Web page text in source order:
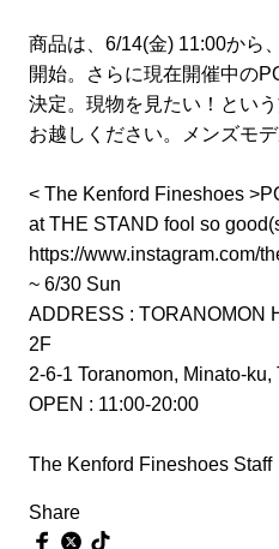
商品は、6/14(金) 11:00から
開始。さらに現在開催中の
決定。現物を見たい！とい
お越しください。メンズモデ
< The Kenford Fineshoes
at THE STAND fool so
https://www.instagram.com/
~ 6/30 Sun
ADDRESS : TORANOMON
2F
2-6-1 Toranomon, Minato-ku,
OPEN : 11:00-20:00
The Kenford Fineshoes Staff
Share